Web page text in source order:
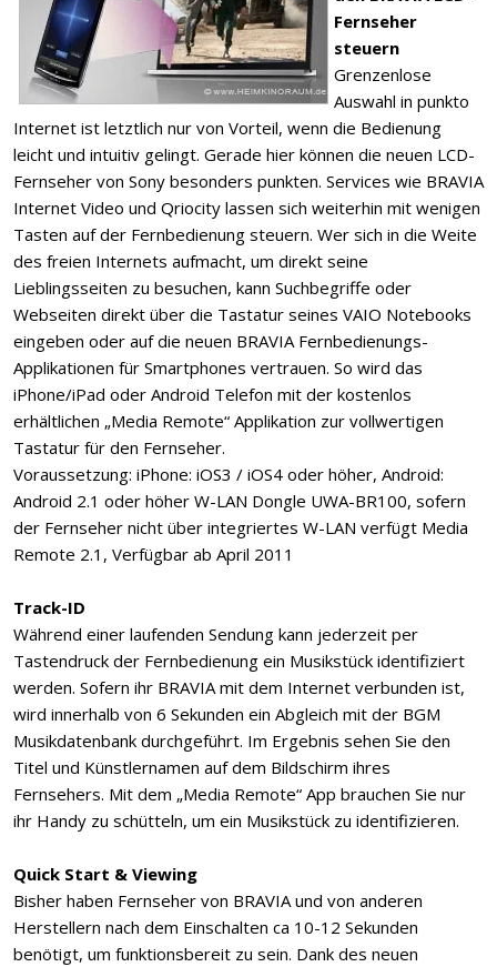
Fernseher
steuern
Grenzenlose
Auswahl in punkto
Internet ist letztlich nur von Vorteil, wenn die Bedienung
leicht und intuitiv gelingt. Gerade hier können die neuen LCD-
Fernseher von Sony besonders punkten. Services wie BRAVIA
Internet Video und Qriocity lassen sich weiterhin mit wenigen
Tasten auf der Fernbedienung steuern. Wer sich in die Weite
des freien Internets aufmacht, um direkt seine
Lieblingsseiten zu besuchen, kann Suchbegriffe oder
Webseiten direkt über die Tastatur seines VAIO Notebooks
eingeben oder auf die neuen BRAVIA Fernbedienungs-
Applikationen für Smartphones vertrauen. So wird das
iPhone/iPad oder Android Telefon mit der kostenlos
erhältlichen „Media Remote“ Applikation zur vollwertigen
Tastatur für den Fernseher.
Voraussetzung: iPhone: iOS3 / iOS4 oder höher, Android:
Android 2.1 oder höher W-LAN Dongle UWA-BR100, sofern
der Fernseher nicht über integriertes W-LAN verfügt Media
Remote 2.1, Verfügbar ab April 2011
Track-ID
Während einer laufenden Sendung kann jederzeit per
Tastendruck der Fernbedienung ein Musikstück identifiziert
werden. Sofern ihr BRAVIA mit dem Internet verbunden ist,
wird innerhalb von 6 Sekunden ein Abgleich mit der BGM
Musikdatenbank durchgeführt. Im Ergebnis sehen Sie den
Titel und Künstlernamen auf dem Bildschirm ihres
Fernsehers. Mit dem „Media Remote“ App brauchen Sie nur
ihr Handy zu schütteln, um ein Musikstück zu identifizieren.
Quick Start & Viewing
Bisher haben Fernseher von BRAVIA und von anderen
Herstellern nach dem Einschalten ca 10-12 Sekunden
benötigt, um funktionsbereit zu sein. Dank des neuen